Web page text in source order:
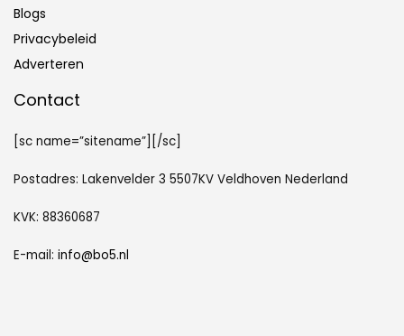
Blogs
Privacybeleid
Adverteren
Contact
[sc name=”sitename”][/sc]
Postadres: Lakenvelder 3 5507KV Veldhoven Nederland
KVK: 88360687
E-mail: info@bo5.nl